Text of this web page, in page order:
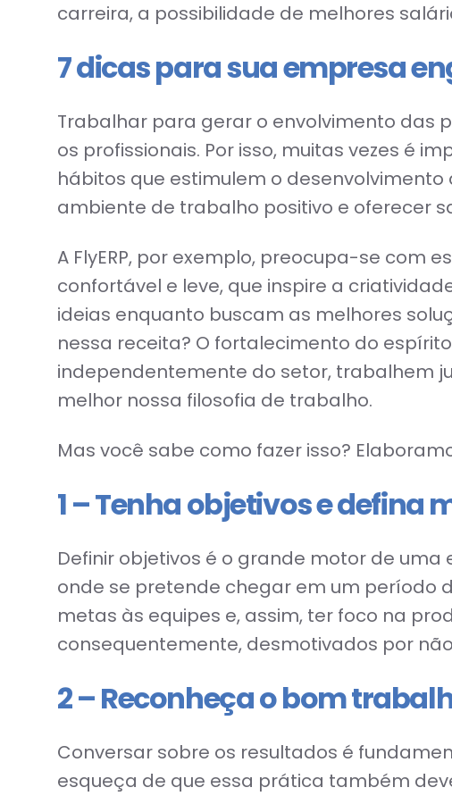
carreira, a possibilidade de melhores
7 dicas para sua empresa
Trabalhar para gerar o envolvimento das
os profissionais. Por isso, muitas vezes é
hábitos que estimulem o
ambiente de trabalho positivo e oferecer
A FlyERP, por exemplo, preocupa-se com
confortável e leve, que inspire a
ideias enquanto buscam as melhores
nessa receita? O fortalecimento do
independentemente do setor, trabalhem
melhor nossa filosofia de trabalho.
Mas você sabe como fazer isso?
1 – Tenha objetivos e defina
Definir objetivos é o grande motor de
onde se pretende chegar em um período
metas às equipes e, assim, ter foco na
consequentemente, desmotivados por
2 – Reconheça o bom
Conversar sobre os resultados é
esqueça de que essa prática também